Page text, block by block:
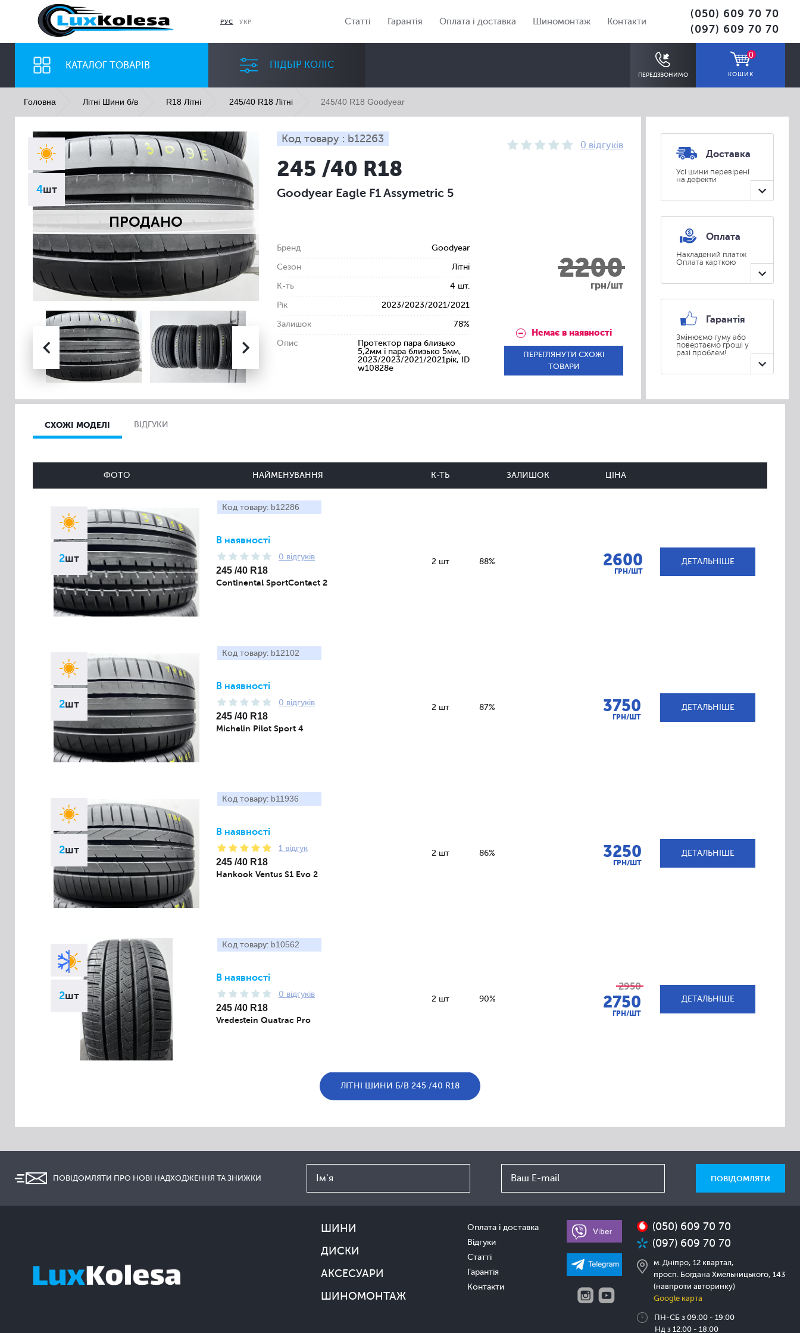
РУС УКР Статті Гарантія Оплата і доставка Шиномонтаж Контакти
(050) 609 70 70
(097) 609 70 70
КАТАЛОГ ТОВАРІВ ПІДБІР КОЛІС
ПЕРЕДЗВОНИМО
0
КОШИК
ШИНИ ДИСКИ
Ширина
Всі
Профіль
Всі
Діаметр
Всі
Сезон
Всі
Головна Літні Шини б/в R18 Літні 245/40 R18 Літні 245/40 R18 Goodyear
ПРОДАНО
4шт
Код товару : b12263
0 відгуків
245 /40 R18
Goodyear Eagle F1 Assymetric 5
Бренд Goodyear
Сезон Літні
К-ть 4 шт.
Рік 2023/2023/2021/2021
Залишок 78%
Опис
Протектор пара близько
5,2мм і пара близько 5мм,
2023/2023/2021/2021рік, ID
w10828e
2200
грн/шт
Немає в наявності
ПЕРЕГЛЯНУТИ СХОЖІ
ТОВАРИ
Доставка
Усі шини перевірені
на дефекти
Оплата
Накладений платіж
Оплата карткою
Гарантія
Змінюємо гуму або
повертаємо гроші у
разі проблем!
СХОЖІ МОДЕЛІ ВІДГУКИ
ФОТО НАЙМЕНУВАННЯ К-ТЬ ЗАЛИШОК ЦІНА
2шт
Код товару: b12286
В наявності
0 відгуків
245 /40 R18
Continental SportContact 2
2 шт 88% 2600
ГРН/ШТ
ДЕТАЛЬНІШЕ
2шт
Код товару: b12102
В наявності
0 відгуків
245 /40 R18
Michelin Pilot Sport 4
2 шт 87% 3750
ГРН/ШТ
ДЕТАЛЬНІШЕ
2шт
Код товару: b11936
В наявності
1 відгук
245 /40 R18
Hankook Ventus S1 Evo 2
2 шт 86% 3250
ГРН/ШТ
ДЕТАЛЬНІШЕ
2шт
Код товару: b10562
В наявності
0 відгуків
245 /40 R18
Vredestein Quatrac Pro
2 шт 90%
2950
2750
ГРН/ШТ
ДЕТАЛЬНІШЕ
ЛІТНІ ШИНИ Б/В 245 /40 R18
ПОВІДОМЛЯТИ ПРО НОВІ НАДХОДЖЕННЯ ТА ЗНИЖКИ
ШИНИ
ДИСКИ
АКСЕСУАРИ
ШИНОМОНТАЖ
Оплата і доставка
Відгуки
Статті
Гарантія
Контакти
(050) 609 70 70
(097) 609 70 70
м. Дніпро, 12 квартал,
просп. Богдана Хмельницького, 143
(навпроти авторинку)
Google карта
ПН-СБ з 09:00 - 19:00
Нд з 12:00 - 18:00